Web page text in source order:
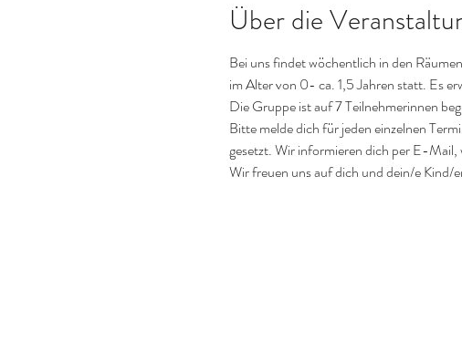
Über die
Bei uns findet wöchentlich in den
im Alter von 0- ca. 1,5 Jahren statt. Es
Die Gruppe ist auf 7 Teilnehmerinnen
Bitte melde dich für jeden einzelnen
gesetzt. Wir informieren dich per E-Mail,
Wir freuen uns auf dich und dein/e Kind/